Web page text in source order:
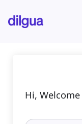
atla
Hi,